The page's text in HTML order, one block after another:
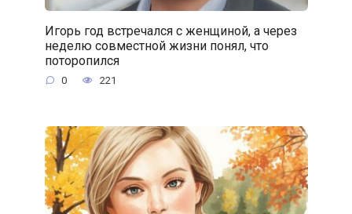
Игорь год встречался с женщиной, а через
неделю совместной жизни понял, что
поторопился
0 221